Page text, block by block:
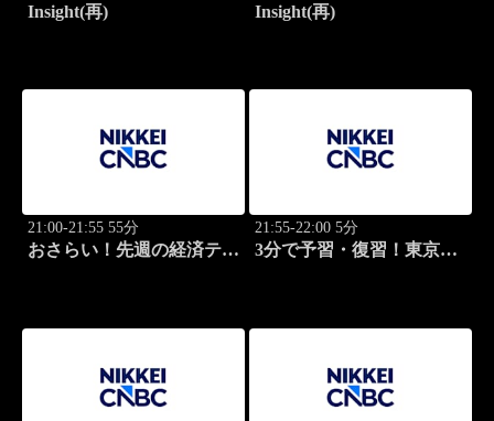
Insight(再) Insight(再)
21:00-21:55 55分
おさらい！先週の経済テー
21:55-22:00 5分
3分で予習・復習！東京市